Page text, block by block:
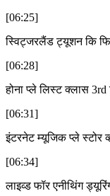
[06:25]
स्विट्जरलैंड ट्यूशन कि
[06:28]
होना प्ले लिस्ट क्लास
[06:31]
इंटरनेट म्यूजिक प्ले स्टोर
[06:34]
लाइव्ड फॉर एनीथिंग